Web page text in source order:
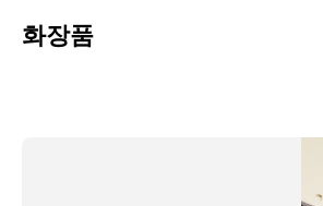
화장품